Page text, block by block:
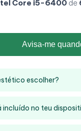
Core i5-6400 de
e Ethernet.
413 mm de
Avisa-me
escolher?
incluído no teu